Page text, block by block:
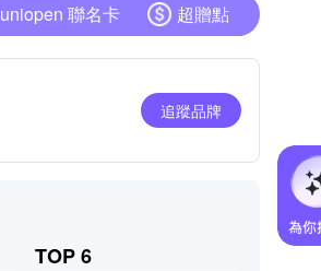
uniopen 聯名卡 超贈點
追蹤品牌
TOP 6